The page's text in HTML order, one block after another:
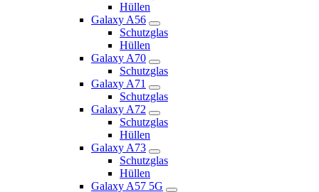
Hüllen
Galaxy A56
Schutzglas
Hüllen
Galaxy A70
Schutzglas
Galaxy A71
Schutzglas
Galaxy A72
Schutzglas
Hüllen
Galaxy A73
Schutzglas
Hüllen
Galaxy A57 5G